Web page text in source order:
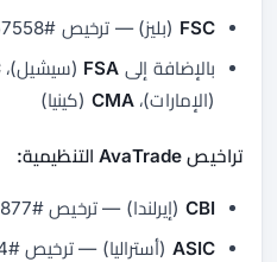
FSC (بليز) — ترخيص #8557558
بالإضافة إلى FSA (سيشيل)،
(الإمارات)،CMA (كينيا)
تراخيص AvaTrade التنظيمية:
CBI (إيرلندا) — ترخيص #C53877
ASIC (أستراليا) — ترخيص #406684